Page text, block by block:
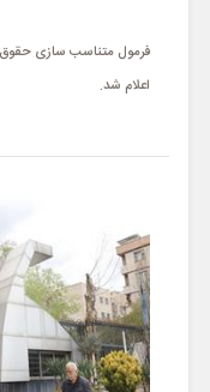
فرمول متناسب سازی حقوق
اعلام شد.